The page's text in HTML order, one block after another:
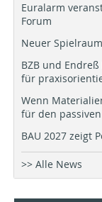
Euralarm
Forum
Neuer
BZB und
für
Wenn
für den
BAU 2027 zeigt
>> Alle News